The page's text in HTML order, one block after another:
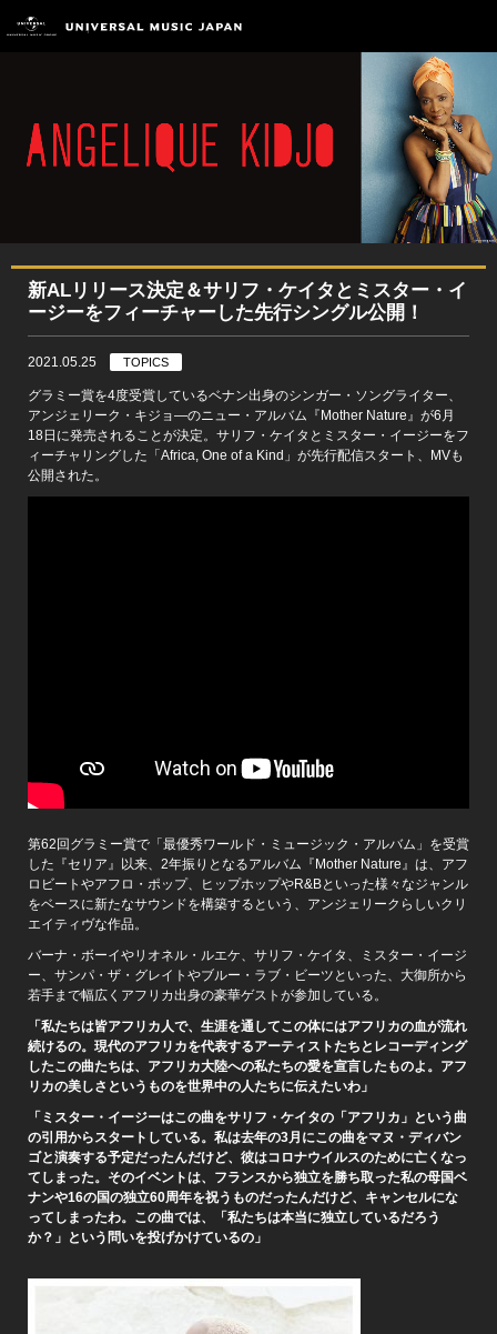
新ALリリース決定＆サリフ・ケイタとミスター・イ
ージーをフィーチャーした先行シングル公開！
2021.05.25 TOPICS
グラミー賞を4度受賞しているベナン出身のシンガー・ソングライター、
アンジェリーク・キジョ―のニュー・アルバム『Mother Nature』が6月
18日に発売されることが決定。サリフ・ケイタとミスター・イージーをフ
ィーチャリングした「Africa, One of a Kind」が先行配信スタート、MVも
公開された。
第62回グラミー賞で「最優秀ワールド・ミュージック・アルバム」を受賞
した『セリア』以来、2年振りとなるアルバム『Mother Nature』は、アフ
ロビートやアフロ・ポップ、ヒップホップやR&Bといった様々なジャンル
をベースに新たなサウンドを構築するという、アンジェリークらしいクリ
エイティヴな作品。
バーナ・ボーイやリオネル・ルエケ、サリフ・ケイタ、ミスター・イージ
ー、サンパ・ザ・グレイトやブルー・ラブ・ビーツといった、大御所から
若手まで幅広くアフリカ出身の豪華ゲストが参加している。
「私たちは皆アフリカ人で、生涯を通してこの体にはアフリカの血が流れ
続けるの。現代のアフリカを代表するアーティストたちとレコーディング
したこの曲たちは、アフリカ大陸への私たちの愛を宣言したものよ。アフ
リカの美しさというものを世界中の人たちに伝えたいわ」
「ミスター・イージーはこの曲をサリフ・ケイタの「アフリカ」という曲
の引用からスタートしている。私は去年の3月にこの曲をマヌ・ディバン
ゴと演奏する予定だったんだけど、彼はコロナウイルスのために亡くなっ
てしまった。そのイベントは、フランスから独立を勝ち取った私の母国ベ
ナンや16の国の独立60周年を祝うものだったんだけど、キャンセルにな
ってしまったわ。この曲では、「私たちは本当に独立しているだろう
か？」という問いを投げかけているの」